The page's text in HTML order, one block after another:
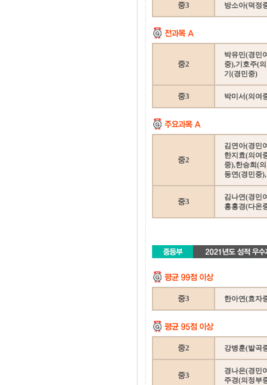
중3 방소아(덕정
중2
박유민(경민
중),기호주(
기(경민중)
중3 박미서(의여
중2
김연아(경민
한지효(의여
중),한승희(
동연(경민중
중3
김나연(경민
홍홍경(다온
중3 한아연(효자
중2 강병훈(발곡
중3
경나은(경민
주경(의정부